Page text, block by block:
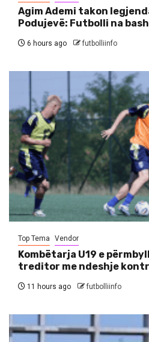
Agim Ademi takon
Podujevë: Futbolli na
6 hours ago futbolliinfo
Top Tema Vendor
Kombëtarja U19 e
treditor me ndeshje
11 hours ago futbolliinfo